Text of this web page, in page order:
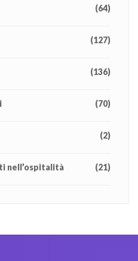
(64)
(127)
(136)
(70)
(2)
nell’ospitalità (21)